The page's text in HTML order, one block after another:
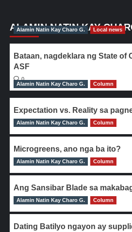
ALAMIN NATIN KAY
Alamin Natin Kay Charo G. Local news
Bataan, nagdeklara ng State of
ASF
0
Alamin Natin Kay Charo G.
Column
Expectation vs. Reality sa
0
Alamin Natin Kay Charo G. Column
Microgreens, ano nga ba ito?
0
Alamin Natin Kay Charo G. Column
Ang Sansibar Blade sa
0
Alamin Natin Kay Charo G. Column
Dating Batilyo ngayon ay